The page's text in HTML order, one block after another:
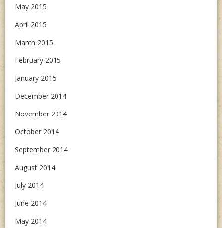
May 2015
April 2015
March 2015
February 2015
January 2015
December 2014
November 2014
October 2014
September 2014
August 2014
July 2014
June 2014
May 2014